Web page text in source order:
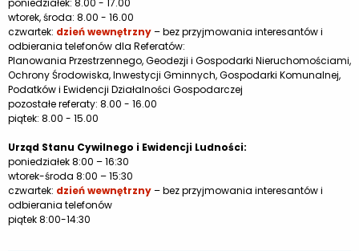
wtorek, środa: 8.00 - 16.00
czwartek: dzień wewnętrzny– bez przyjmowania interesantów i
odbierania telefonów dla Referatów:
Planowania Przestrzennego, Geodezji i Gospodarki Nieruchomościami,
Ochrony Środowiska, Inwestycji Gminnych, Gospodarki Komunalnej,
Podatków i Ewidencji Działalności Gospodarczej
pozostałe referaty: 8.00 - 16.00
piątek: 8.00 - 15.00
Urząd Stanu Cywilnego i Ewidencji Ludności:
poniedziałek 8:00 – 16:30
wtorek-środa 8:00 – 15:30
czwartek: dzień wewnętrzny– bez przyjmowania interesantów i
odbierania telefonów
piątek 8:00-14:30